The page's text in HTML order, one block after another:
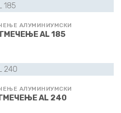
АЛУМИНИУМСКИ
AL 185
АЛУМИНИУМСКИ
AL 240